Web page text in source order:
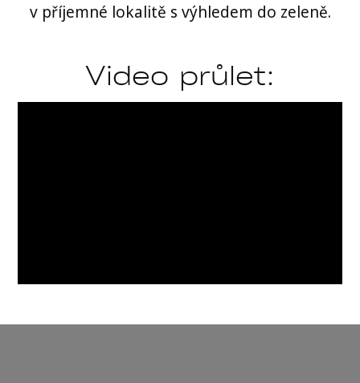
v příjemné lokalitě s výhledem do zeleně.
Video průlet: